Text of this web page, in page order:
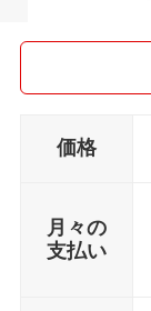
価格
月々の
支払い